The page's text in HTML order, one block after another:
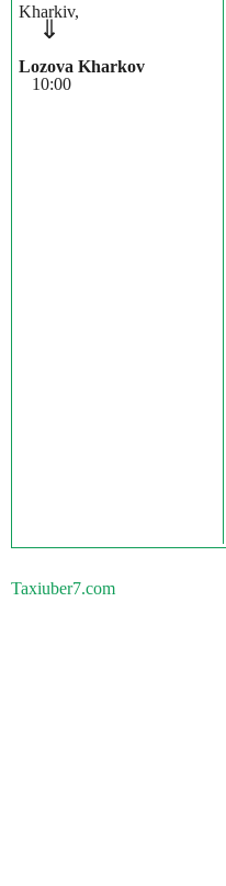
Kharkiv,
⇓
Lozova Kharkov
10:00
Taxiuber7.com